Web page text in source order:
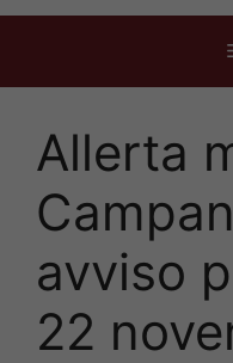
Allerta
avviso
22